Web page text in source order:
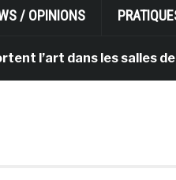
/ OPINIONS
dans les salles de